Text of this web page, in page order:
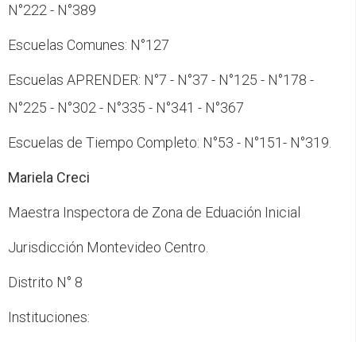
N°222 - N°389
Escuelas Comunes: N°127
Escuelas APRENDER: N°7 - N°37 - N°125 - N°178 -
N°225 - N°302 - N°335 - N°341 - N°367
Escuelas de Tiempo Completo: N°53 - N°151- N°319.
Mariela Creci
Maestra Inspectora de Zona de Eduación Inicial
Jurisdicción Montevideo Centro.
Distrito N° 8
Instituciones: